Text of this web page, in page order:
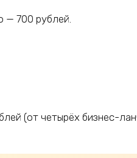
— 700 рублей.
(от четырёх бизнес-